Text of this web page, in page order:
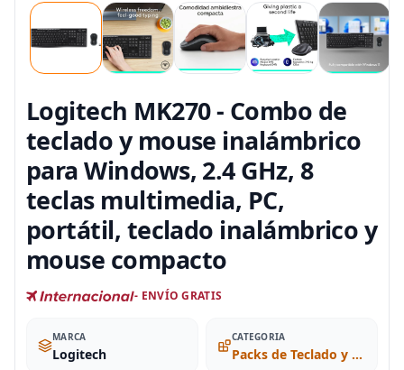
Logitech MK270 - Combo de
teclado y mouse inalámbrico
para Windows, 2.4 GHz, 8
teclas multimedia, PC,
portátil, teclado inalámbrico y
mouse compacto
- ENVÍO GRATIS
MARCA
Logitech
CATEGORIA
Packs de Teclado y Mouse